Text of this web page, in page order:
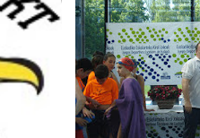
KRONIKAK-CRÓNICAS